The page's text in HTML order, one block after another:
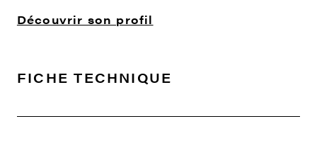
Découvrir son profil
FICHE TECHNIQUE